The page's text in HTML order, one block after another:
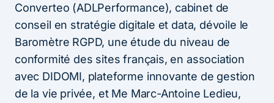
Converteo (ADLPerformance), cabinet de
conseil en stratégie digitale et data, dévoile le
Baromètre RGPD, une étude du niveau de
conformité des sites français, en association
avec DIDOMI, plateforme innovante de gestion
de la vie privée, et Me Marc-Antoine Ledieu,